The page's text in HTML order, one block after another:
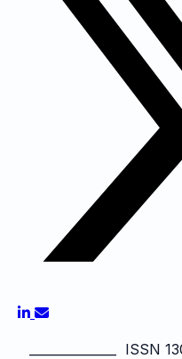
______________